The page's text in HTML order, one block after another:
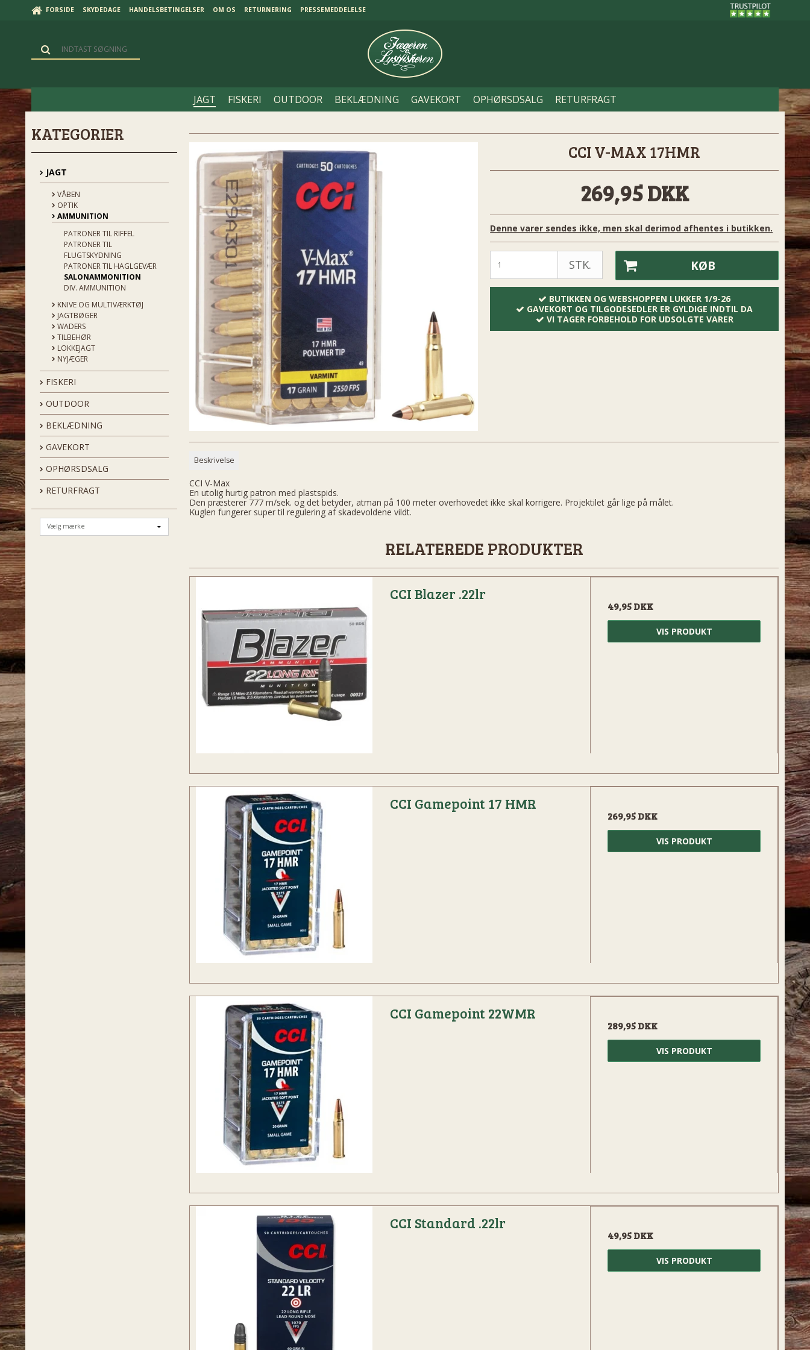
FORSIDE SKYDEDAGE HANDELSBETINGELSER OM OS RETURNERING PRESSEMEDDELELSE
JAGT FISKERI OUTDOOR BEKLÆDNING GAVEKORT OPHØRSDSALG RETURFRAGT
KATEGORIER
JAGT
VÅBEN
OPTIK
AMMUNITION
PATRONER TIL RIFFEL
PATRONER TIL
FLUGTSKYDNING
PATRONER TIL HAGLGEVÆR
SALONAMMONITION
DIV. AMMUNITION
KNIVE OG MULTIVÆRKTØJ
JAGTBØGER
WADERS
TILBEHØR
LOKKEJAGT
NYJÆGER
FISKERI
OUTDOOR
BEKLÆDNING
GAVEKORT
OPHØRSDSALG
RETURFRAGT
CCI V-MAX 17HMR
269,95 DKK
Denne varer sendes ikke, men skal derimod afhentes i butikken.
STK. KØB
BUTIKKEN OG WEBSHOPPEN LUKKER 1/9-26
GAVEKORT OG TILGODESEDLER ER GYLDIGE INDTIL DA
VI TAGER FORBEHOLD FOR UDSOLGTE VARER
Beskrivelse
CCI V-Max
En utolig hurtig patron med plastspids.
Den præsterer 777 m/sek. og det betyder, atman på 100 meter overhovedet ikke skal korrigere. Projektilet går lige på målet.
Kuglen fungerer super til regulering af skadevoldene vildt.
RELATEREDE PRODUKTER
CCI Blazer .22lr
49,95 DKK
VIS PRODUKT
CCI Gamepoint 17 HMR
269,95 DKK
VIS PRODUKT
CCI Gamepoint 22WMR
289,95 DKK
VIS PRODUKT
CCI Standard .22lr
49,95 DKK
VIS PRODUKT